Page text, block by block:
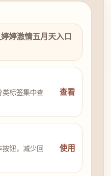
婷激情五月天入口
类标签集中查
查看
钮，减少回
使用